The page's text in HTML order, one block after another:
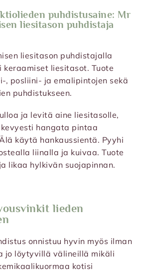
puhdistusaine: Mr
liesitason puhdistaja
liesitason puhdistajalla
keraamiset liesitasot. Tuote
, posliini- ja emalipintojen sekä
puhdistukseen.
ja levitä aine liesitasolle,
hangata pintaa
käytä hankaussientä. Pyyhi
liinalla ja kuivaa. Tuote
likaa hylkivän suojapinnan.
lieden
onnistuu hyvin myös ilman
jo löytyvillä välineillä mikäli
kotisi